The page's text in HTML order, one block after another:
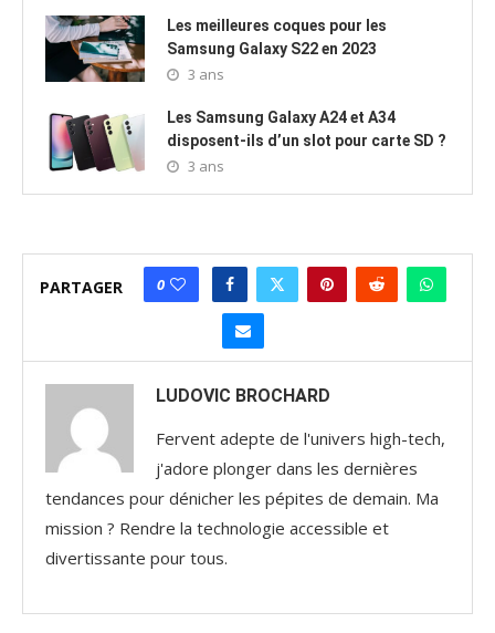
Les meilleures coques pour les
Samsung Galaxy S22 en 2023
3 ans
Les Samsung Galaxy A24 et A34
disposent-ils d’un slot pour carte SD ?
3 ans
PARTAGER 0
LUDOVIC BROCHARD
Fervent adepte de l'univers high-tech,
j'adore plonger dans les dernières
tendances pour dénicher les pépites de demain. Ma
mission ? Rendre la technologie accessible et
divertissante pour tous.